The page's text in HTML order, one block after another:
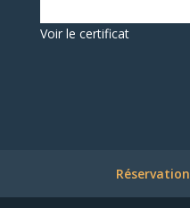
Voir le certificat
Réservation